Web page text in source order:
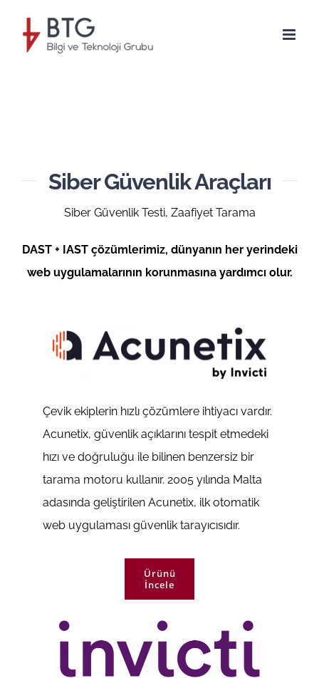
content
Siber Güvenlik Araçları
Siber Güvenlik Testi, Zaafiyet Tarama
DAST + IAST çözümlerimiz, dünyanın her yerindeki
web uygulamalarının korunmasına yardımcı olur.
Çevik ekiplerin hızlı çözümlere ihtiyacı vardır.
Acunetix, güvenlik açıklarını tespit etmedeki
hızı ve doğruluğu ile bilinen benzersiz bir
tarama motoru kullanır. 2005 yılında Malta
adasında geliştirilen Acunetix, ilk otomatik
web uygulaması güvenlik tarayıcısıdır.
Ürünü
İncele